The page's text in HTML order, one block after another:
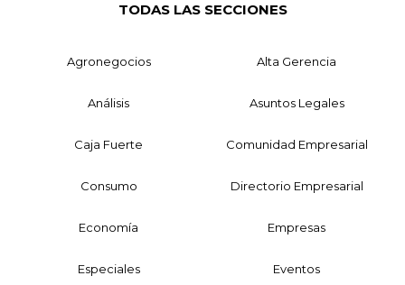
TODAS LAS SECCIONES
Agronegocios Alta Gerencia
Análisis Asuntos Legales
Caja Fuerte Comunidad Empresarial
Consumo Directorio Empresarial
Economía Empresas
Especiales Eventos